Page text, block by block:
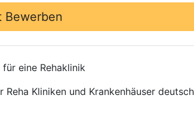
Bewerben
eine Rehaklinik
Kliniken und Krankenhäuser